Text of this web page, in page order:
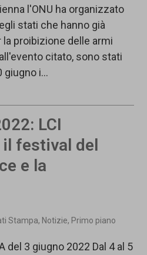
l'ONU ha organizzato
stati che hanno già
proibizione delle armi
citato, sono stati
giugno i…
LCI
il festival del
e la
Stampa, Notizie, Primo piano
del 3 giugno 2022 Dal 4 al 5